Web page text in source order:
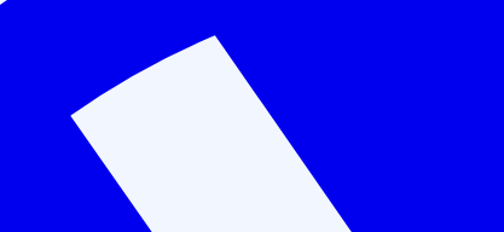
органов брюшной